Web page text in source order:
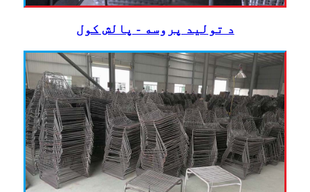
د تولید پروسه - پالش کول